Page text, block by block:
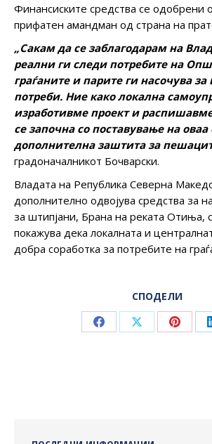
Финансиските средства се одобрени
прифатен амандман од страна на
„Сакам да се заблагодарам на
реални ги следи потребите на
граѓаните и парите ги насочува за
потреби. Ние како локална
изработивме проект и
се започна со поставување на оваа
дополнителна заштита за
градоначалникот Бочварски.
Владата на Република Северна
дополнително одвојува средства за
за штипјани, Брана на реката Отиња,
покажува дека локалната и
добра соработка за потребите на
СПОДЕЛИ
Share Share Share